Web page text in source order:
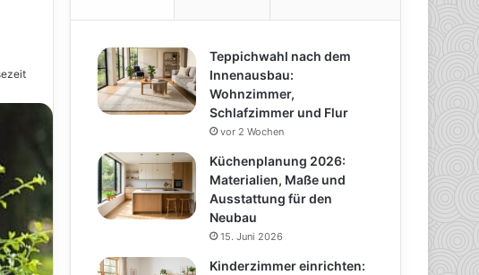
Teppichwahl nach dem
Innenausbau:
Wohnzimmer,
Schlafzimmer und Flur
vor 2 Wochen
Küchenplanung 2026:
Materialien, Maße und
Ausstattung für den
Neubau
15. Juni 2026
Kinderzimmer einrichten: